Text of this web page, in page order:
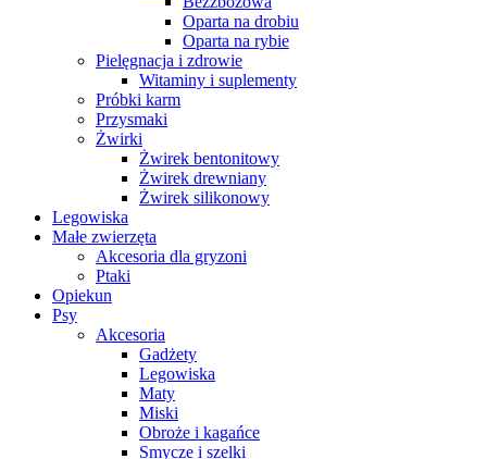
Oparta na drobiu
Oparta na rybie
Pielęgnacja i zdrowie
Witaminy i suplementy
Próbki karm
Przysmaki
Żwirki
Żwirek bentonitowy
Żwirek drewniany
Żwirek silikonowy
Legowiska
Małe zwierzęta
Akcesoria dla gryzoni
Ptaki
Opiekun
Psy
Akcesoria
Gadżety
Legowiska
Maty
Miski
Obroże i kagańce
Smycze i szelki